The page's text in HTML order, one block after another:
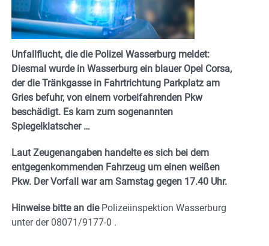
Unfallflucht, die die Polizei Wasserburg meldet:
Diesmal wurde in Wasserburg ein blauer Opel Corsa,
der die Tränkgasse in Fahrtrichtung Parkplatz am
Gries befuhr, von einem vorbeifahrenden Pkw
beschädigt. Es kam zum sogenannten
Spiegelklatscher …
Laut Zeugenangaben handelte es sich bei dem
entgegenkommenden Fahrzeug um einen weißen
Pkw. Der Vorfall war am Samstag gegen 17.40 Uhr.
Hinweise bitte an diePolizeiinspektion Wasserburg
unter der 08071/9177-0 .